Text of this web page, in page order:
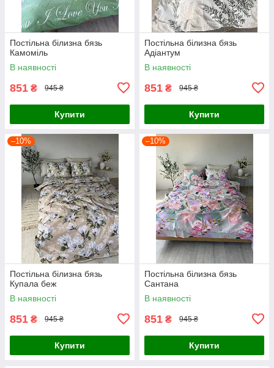
Постільна білизна бязь
Камоміль
В наявності
851 ₴ 945 ₴
Купити
Постільна білизна бязь
Адіантум
В наявності
851 ₴ 945 ₴
Купити
–10%
Постільна білизна бязь
Купала беж
В наявності
851 ₴ 945 ₴
Купити
–10%
Постільна білизна бязь
Сантана
В наявності
851 ₴ 945 ₴
Купити